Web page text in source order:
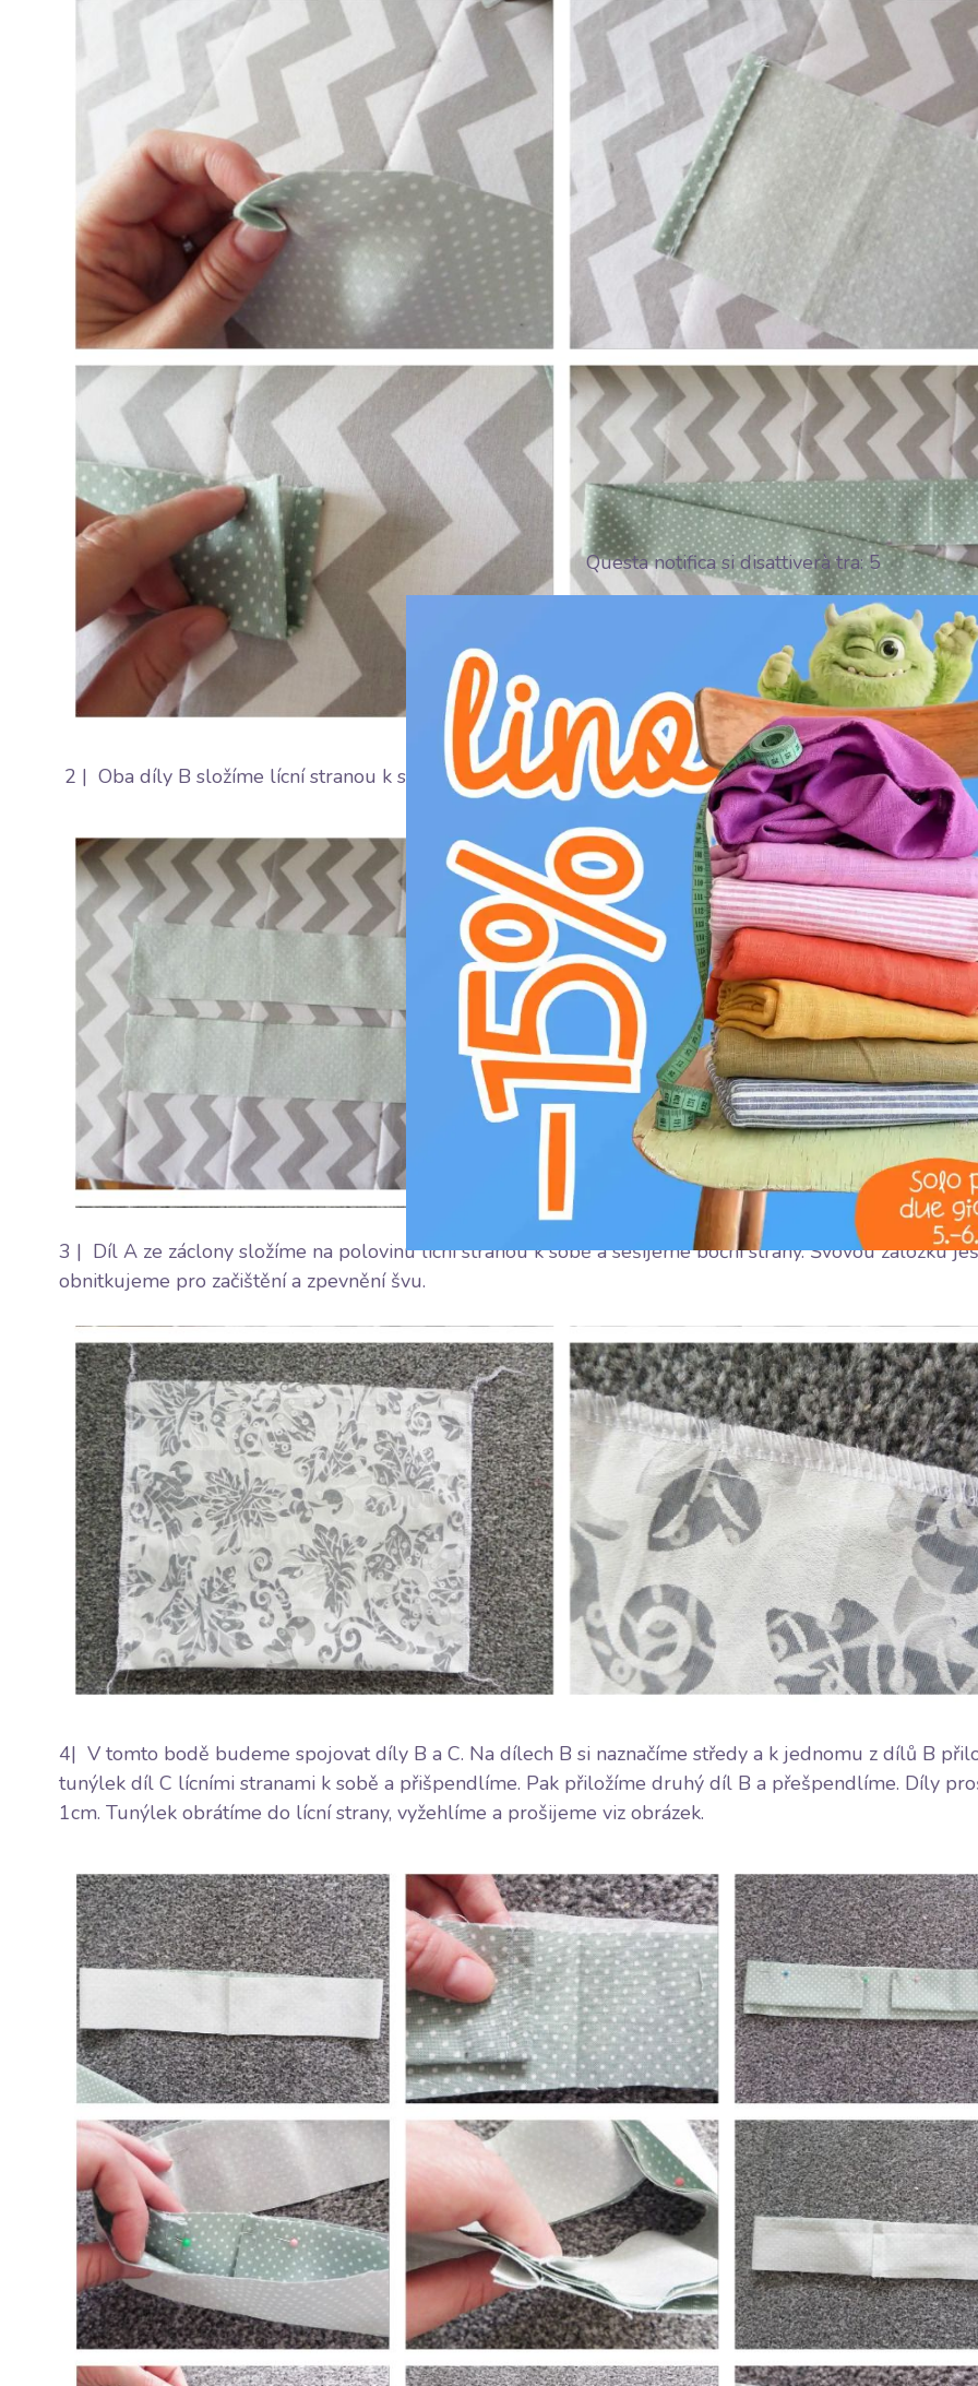
2 | Oba díly B složíme lícní stranou k sobě a sešijeme. Šev pak přežehlíme na jednu stranu.
3 | Díl A ze záclony složíme na polovinu lícní stranou k sobě a sešijeme boční strany. Švovou záložku
obnitkujeme pro začištění a zpevnění švu.
4| V tomto bodě budeme spojovat díly B a C. Na dílech B si naznačíme středy a k jednomu z dílů B
tunýlek díl C lícními stranami k sobě a přišpendlíme. Pak přiložíme druhý díl B a přešpendlíme. Díly
1cm. Tunýlek obrátíme do lícní strany, vyžehlíme a prošijeme viz obrázek.
Questa notifica si disattiverà tra:3